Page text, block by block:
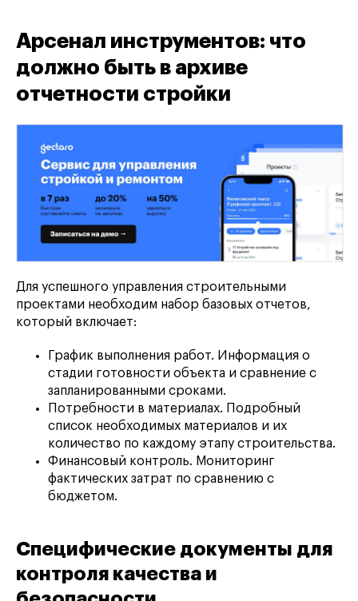
Арсенал инструментов: что
должно быть в архиве
отчетности стройки
Для успешного управления строительными
проектами необходим набор базовых отчетов,
который включает:
График выполнения работ. Информация о
стадии готовности объекта и сравнение с
запланированными сроками.
Потребности в материалах. Подробный
список необходимых материалов и их
количество по каждому этапу строительства.
Финансовый контроль. Мониторинг
фактических затрат по сравнению с
бюджетом.
Специфические документы для
контроля качества и